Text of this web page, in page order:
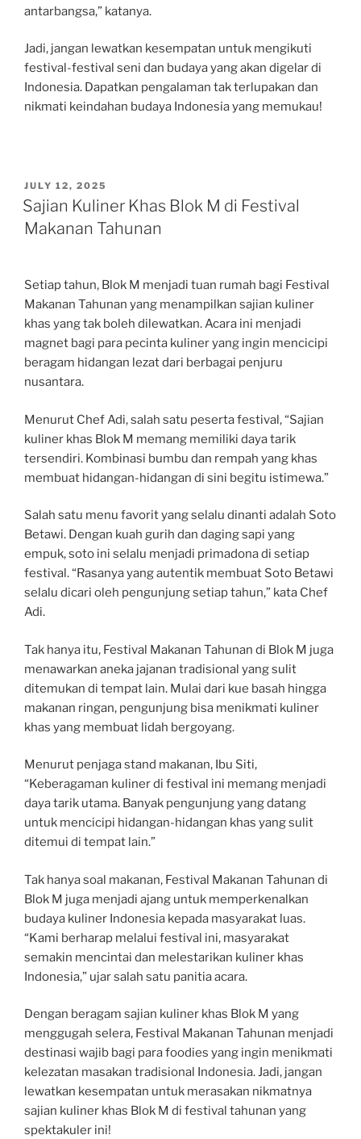
antarbangsa,” katanya.
Jadi, jangan lewatkan kesempatan untuk mengikuti
festival-festival seni dan budaya yang akan digelar di
Indonesia. Dapatkan pengalaman tak terlupakan dan
nikmati keindahan budaya Indonesia yang memukau!
POSTED
ON
JULY 12, 2025
Sajian Kuliner Khas Blok M di Festival
Makanan Tahunan
Setiap tahun, Blok M menjadi tuan rumah bagi Festival
Makanan Tahunan yang menampilkan sajian kuliner
khas yang tak boleh dilewatkan. Acara ini menjadi
magnet bagi para pecinta kuliner yang ingin mencicipi
beragam hidangan lezat dari berbagai penjuru
nusantara.
Menurut Chef Adi, salah satu peserta festival, “Sajian
kuliner khas Blok M memang memiliki daya tarik
tersendiri. Kombinasi bumbu dan rempah yang khas
membuat hidangan-hidangan di sini begitu istimewa.”
Salah satu menu favorit yang selalu dinanti adalah Soto
Betawi. Dengan kuah gurih dan daging sapi yang
empuk, soto ini selalu menjadi primadona di setiap
festival. “Rasanya yang autentik membuat Soto Betawi
selalu dicari oleh pengunjung setiap tahun,” kata Chef
Adi.
Tak hanya itu, Festival Makanan Tahunan di Blok M juga
menawarkan aneka jajanan tradisional yang sulit
ditemukan di tempat lain. Mulai dari kue basah hingga
makanan ringan, pengunjung bisa menikmati kuliner
khas yang membuat lidah bergoyang.
Menurut penjaga stand makanan, Ibu Siti,
“Keberagaman kuliner di festival ini memang menjadi
daya tarik utama. Banyak pengunjung yang datang
untuk mencicipi hidangan-hidangan khas yang sulit
ditemui di tempat lain.”
Tak hanya soal makanan, Festival Makanan Tahunan di
Blok M juga menjadi ajang untuk memperkenalkan
budaya kuliner Indonesia kepada masyarakat luas.
“Kami berharap melalui festival ini, masyarakat
semakin mencintai dan melestarikan kuliner khas
Indonesia,” ujar salah satu panitia acara.
Dengan beragam sajian kuliner khas Blok M yang
menggugah selera, Festival Makanan Tahunan menjadi
destinasi wajib bagi para foodies yang ingin menikmati
kelezatan masakan tradisional Indonesia. Jadi, jangan
lewatkan kesempatan untuk merasakan nikmatnya
sajian kuliner khas Blok M di festival tahunan yang
spektakuler ini!